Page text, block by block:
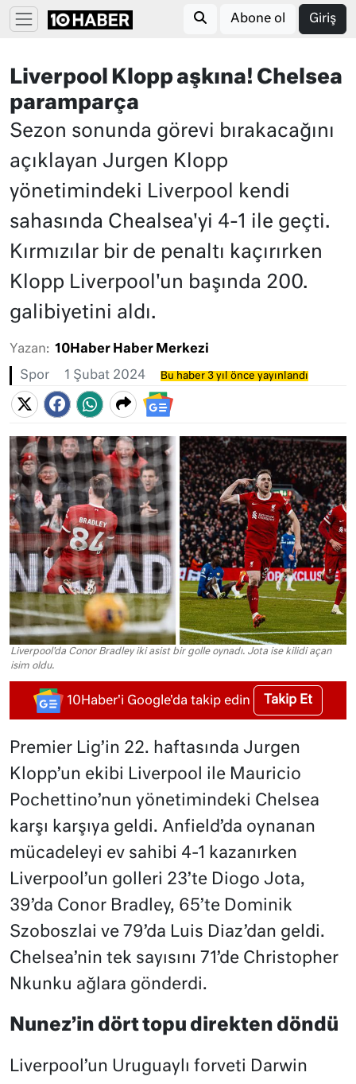
Abone ol Giriş
Liverpool Klopp aşkına! Chelsea
paramparça
Sezon sonunda görevi bırakacağını
açıklayan Jurgen Klopp
yönetimindeki Liverpool kendi
sahasında Chealsea'yi 4-1 ile geçti.
Kırmızılar bir de penaltı kaçırırken
Klopp Liverpool'un başında 200.
galibiyetini aldı.
Yazan: 10Haber Haber Merkezi
Spor 1 Şubat 2024 Bu haber 3 yıl önce yayınlandı
Liverpool'da Conor Bradley iki asist bir golle oynadı. Jota ise kilidi açan
isim oldu.
10Haber'i Google'da takip edin Takip Et
Premier Lig’in 22. haftasında Jurgen
Klopp’un ekibi Liverpool ile Mauricio
Pochettino’nun yönetimindeki Chelsea
karşı karşıya geldi. Anfield’da oynanan
mücadeleyi ev sahibi 4-1 kazanırken
Liverpool’un golleri 23’te Diogo Jota,
39’da Conor Bradley, 65’te Dominik
Szoboszlai ve 79’da Luis Diaz’dan geldi.
Chelsea’nin tek sayısını 71’de Christopher
Nkunku ağlara gönderdi.
Nunez’in dört topu direkten döndü
Liverpool’un Uruguaylı forveti Darwin